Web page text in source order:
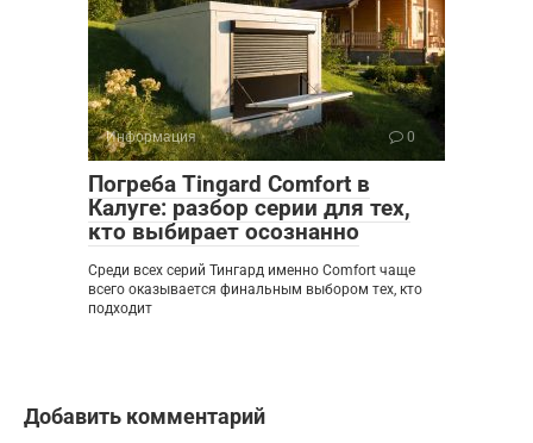
Информация 0
Погреба Tingard Comfort в
Калуге: разбор серии для тех,
кто выбирает осознанно
Среди всех серий Тингард именно Comfort чаще
всего оказывается финальным выбором тех, кто
подходит
Добавить комментарий